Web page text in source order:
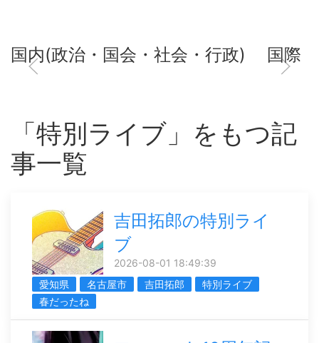
国内(政治・国会・社会・行政) 国際
「特別ライブ」をもつ記
事一覧
吉田拓郎の特別ライ
ブ
2026-08-01 18:49:39
愛知県
名古屋市 吉田拓郎
特別ライブ
春だったね